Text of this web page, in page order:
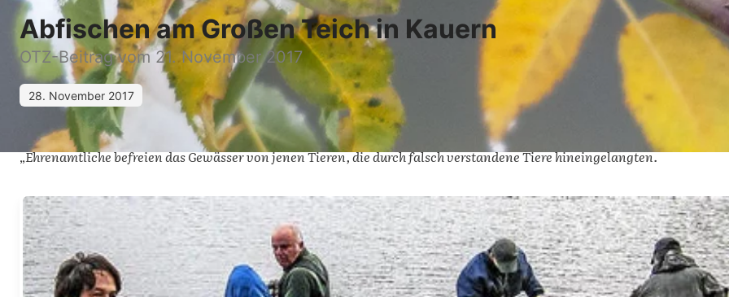
Abfischen am Großen Teich in Kauern
OTZ-Beitrag vom 21. November 2017
28. November 2017
„Ehrenamtliche befreien das Gewässer von jenen Tieren, die durch falsch verstandene Tiere hineingelangten.